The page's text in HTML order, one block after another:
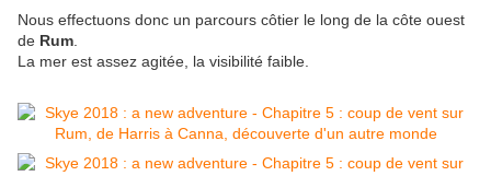
Nous effectuons donc un parcours côtier le long de la côte ouest
de Rum
La mer est assez agitée, la visibilité faible.